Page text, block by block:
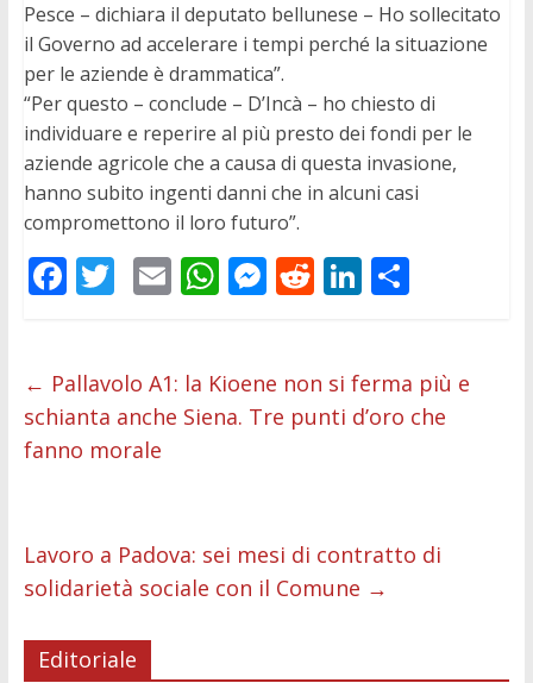
Pesce – dichiara il deputato bellunese – Ho sollecitato
il Governo ad accelerare i tempi perché la situazione
per le aziende è drammatica”.
“Per questo – conclude – D’Incà – ho chiesto di
individuare e reperire al più presto dei fondi per le
aziende agricole che a causa di questa invasione,
hanno subito ingenti danni che in alcuni casi
compromettono il loro futuro”.
F
b
o
o
T
er
E
l
W
s
A
M
e
n
R
di
t
Li
e
dI
C
di
vi
← Pallavolo A1: la Kioene non si ferma più e
schianta anche Siena. Tre punti d’oro che
fanno morale
Lavoro a Padova: sei mesi di contratto di
solidarietà sociale con il Comune →
Editoriale